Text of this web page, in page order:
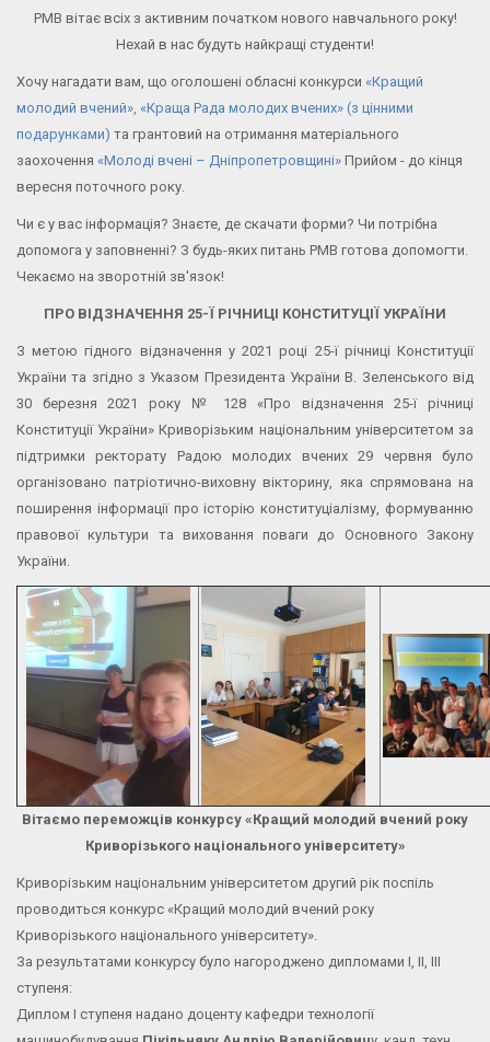
РМВ вітає всіх з активним початком нового навчального року!
Нехай в нас будуть найкращі студенти!
Хочу нагадати вам, що оголошені обласні конкурси «Кращий
молодий вчений», «Краща Рада молодих вчених» (з цінними
подарунками) та грантовий на отримання матеріального
заохочення «Молоді вчені – Дніпропетровщині» Прийом - до кінця
вересня поточного року.
Чи є у вас інформація? Знаєте, де скачати форми? Чи потрібна
допомога у заповненні? З будь-яких питань РМВ готова допомогти.
Чекаємо на зворотній зв'язок!
ПРО ВІДЗНАЧЕННЯ 25-Ї РІЧНИЦІ КОНСТИТУЦІЇ УКРАЇНИ
З метою гідного відзначення у 2021 році 25-ї річниці Конституції
України та згідно з Указом Президента України В. Зеленського від
30 березня 2021 року № 128 «Про відзначення 25-ї річниці
Конституції України» Криворізьким національним університетом за
підтримки ректорату Радою молодих вчених 29 червня було
організовано патріотично-виховну вікторину, яка спрямована на
поширення інформації про історію конституціалізму, формуванню
правової культури та виховання поваги до Основного Закону
України.
Вітаємо переможців конкурсу «Кращий молодий вчений року
Криворізького національного університету»
Криворізьким національним університетом другий рік поспіль
проводиться конкурс «Кращий молодий вчений року
Криворізького національного університету».
За результатами конкурсу було нагороджено дипломами І, ІІ, ІІІ
ступеня:
Диплом І ступеня надано доценту кафедри технології